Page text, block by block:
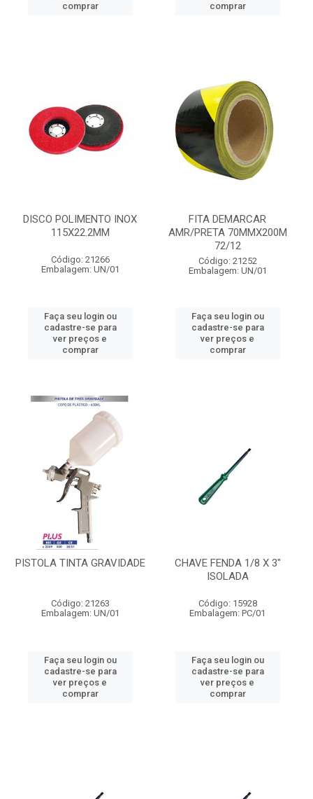
comprar
comprar
DISCO POLIMENTO INOX
115X22.2MM
Código: 21266
Embalagem: UN/01
Faça seu login ou
cadastre-se para
ver preços e
comprar
FITA DEMARCAR
AMR/PRETA 70MMX200M
72/12
Código: 21252
Embalagem: UN/01
Faça seu login ou
cadastre-se para
ver preços e
comprar
PISTOLA TINTA GRAVIDADE
Código: 21263
Embalagem: UN/01
Faça seu login ou
cadastre-se para
ver preços e
comprar
CHAVE FENDA 1/8 X 3"
ISOLADA
Código: 15928
Embalagem: PC/01
Faça seu login ou
cadastre-se para
ver preços e
comprar